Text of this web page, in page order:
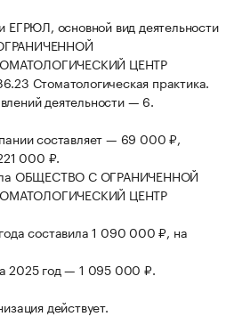
ЕГРЮЛ, основной вид деятельности
ЦЕНТР
Стоматологическая практика.
деятельности — 6.
составляет — 69 000 ₽,
000 ₽.
ОБЩЕСТВО С ОГРАНИЧЕННОЙ
ЦЕНТР
составила 1 090 000 ₽, на
2025 год — 1 095 000 ₽.
действует.